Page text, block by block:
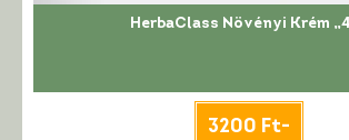
HerbaClass Növényi Krém
3200 Ft-